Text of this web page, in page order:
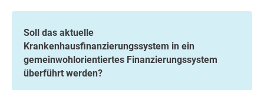
Soll das aktuelle
Krankenhausfinanzierungssystem in ein
gemeinwohlorientiertes Finanzierungssystem
überführt werden?